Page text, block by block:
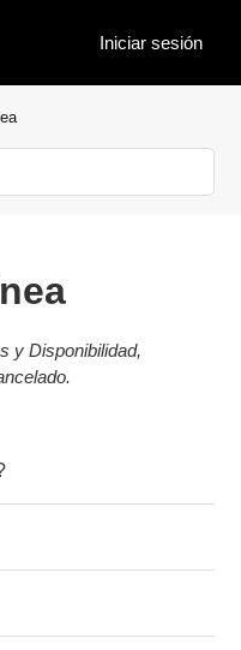
Iniciar sesión
y Disponibilidad,